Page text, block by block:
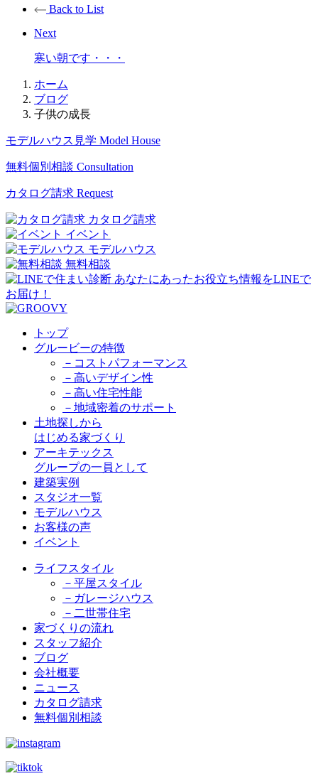
Back to List
Next
寒い朝です・・・
ホーム
ブログ
子供の成長
モデルハウス見学 Model House
無料個別相談 Consultation
カタログ請求 Request
カタログ請求
イベント
モデルハウス
無料相談
トップ
グルービーの特徴
－コストパフォーマンス
－高いデザイン性
－高い住宅性能
－地域密着のサポート
土地探しから
はじめる家づくり
アーキテックス
グループの一員として
建築実例
スタジオ一覧
モデルハウス
お客様の声
イベント
ライフスタイル
－平屋スタイル
－ガレージハウス
－二世帯住宅
家づくりの流れ
スタッフ紹介
ブログ
会社概要
ニュース
カタログ請求
無料個別相談